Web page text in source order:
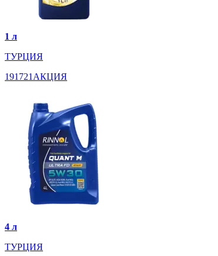
1 л
ТУРЦИЯ
191721АКЦИЯ
4 л
ТУРЦИЯ